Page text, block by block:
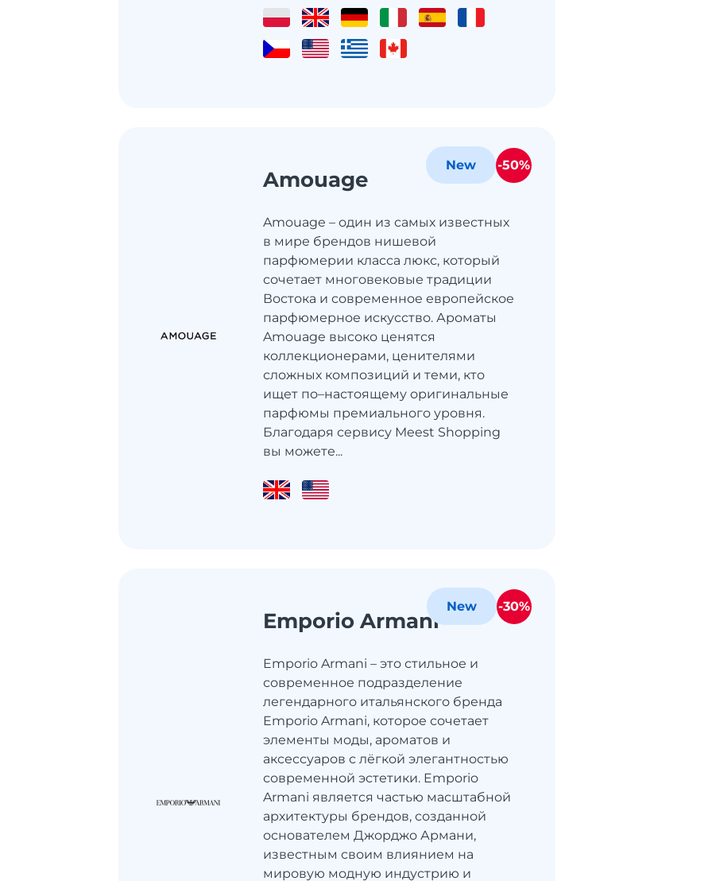
Amouage
Amouage – один из самых известных
в мире брендов нишевой
парфюмерии класса люкс, который
сочетает многовековые традиции
Востока и современное европейское
парфюмерное искусство. Ароматы
Amouage высоко ценятся
коллекционерами, ценителями
сложных композиций и теми, кто
ищет по–настоящему оригинальные
парфюмы премиального уровня.
Благодаря сервису Meest Shopping
вы можете...
New -50%
Emporio Armani
Emporio Armani – это стильное и
современное подразделение
легендарного итальянского бренда
Emporio Armani, которое сочетает
элементы моды, ароматов и
аксессуаров с лёгкой элегантностью
современной эстетики. Emporio
Armani является частью масштабной
архитектуры брендов, созданной
основателем Джорджо Армани,
известным своим влиянием на
мировую модную индустрию и
New -30%